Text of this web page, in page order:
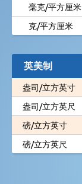
毫克/平方厘米
克/平方厘米
英美制
盎司/立方英寸
盎司/立方英尺
磅/立方英寸
磅/立方英尺